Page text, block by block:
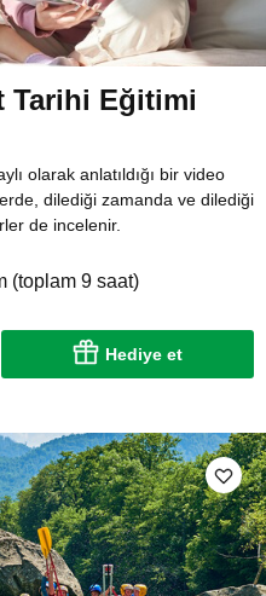
Tarihi Eğitimi
olarak anlatıldığı bir video
dilediği zamanda ve dilediği
de incelenir.
(toplam 9 saat)
Hediye et